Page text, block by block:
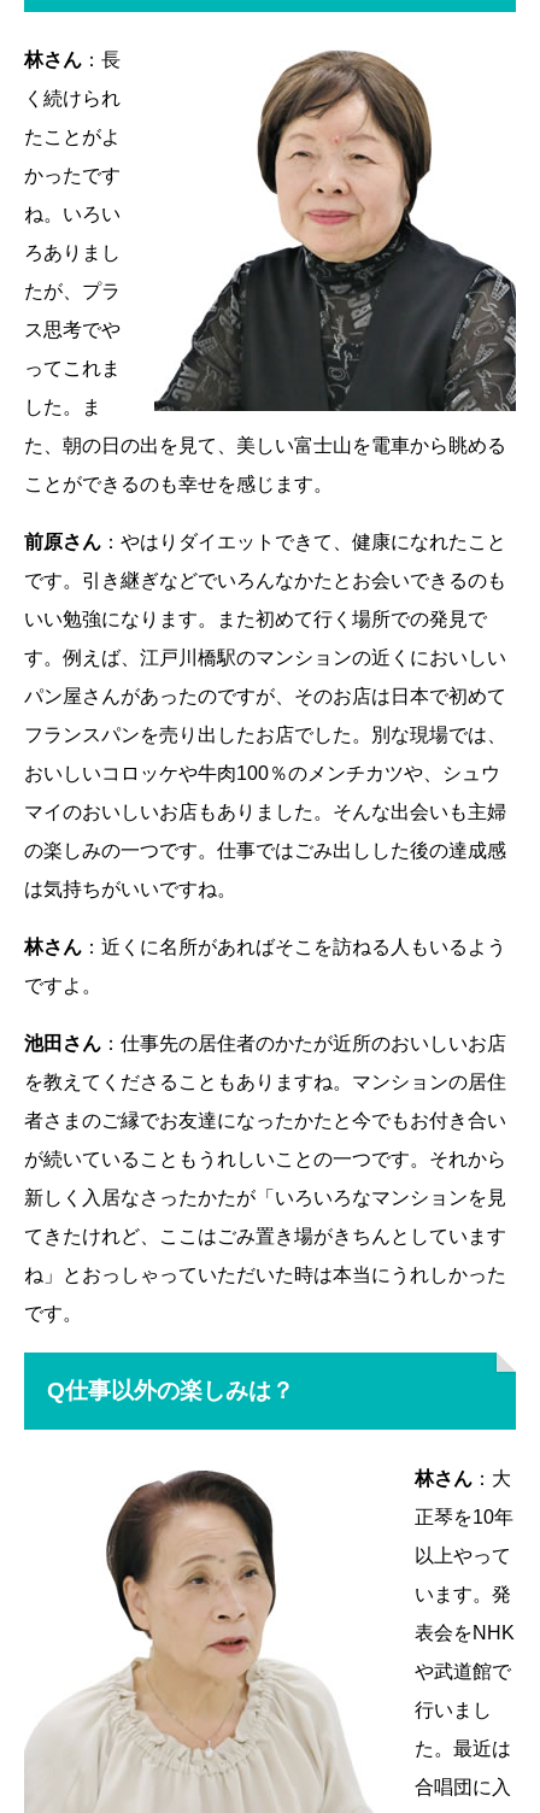
林さん ：長
く続けられ
たことがよ
かったです
ね。いろい
ろありまし
たが、プラ
ス思考でや
ってこれま
した。ま
た、朝の日の出を見て、美しい富士山を電車から眺める
ことができるのも幸せを感じます。
前原さん ：やはりダイエットできて、健康になれたこと
です。引き継ぎなどでいろんなかたとお会いできるのも
いい勉強になります。また初めて行く場所での発見で
す。例えば、江戸川橋駅のマンションの近くにおいしい
パン屋さんがあったのですが、そのお店は日本で初めて
フランスパンを売り出したお店でした。別な現場では、
おいしいコロッケや牛肉100％のメンチカツや、シュウ
マイのおいしいお店もありました。そんな出会いも主婦
の楽しみの一つです。仕事ではごみ出しした後の達成感
は気持ちがいいですね。
林さん ：近くに名所があればそこを訪ねる人もいるよう
ですよ。
池田さん ：仕事先の居住者のかたが近所のおいしいお店
を教えてくださることもありますね。マンションの居住
者さまのご縁でお友達になったかたと今でもお付き合い
が続いていることもうれしいことの一つです。それから
新しく入居なさったかたが「いろいろなマンションを見
てきたけれど、ここはごみ置き場がきちんとしています
ね」とおっしゃっていただいた時は本当にうれしかった
です。
Q仕事以外の楽しみは？
林さん ：大
正琴を10年
以上やって
います。発
表会をNHK
や武道館で
行いまし
た。最近は
合唱団に入